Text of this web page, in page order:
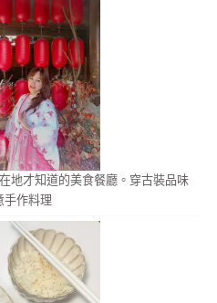
地才知道的美食餐廳。穿古裝品味
手作料理